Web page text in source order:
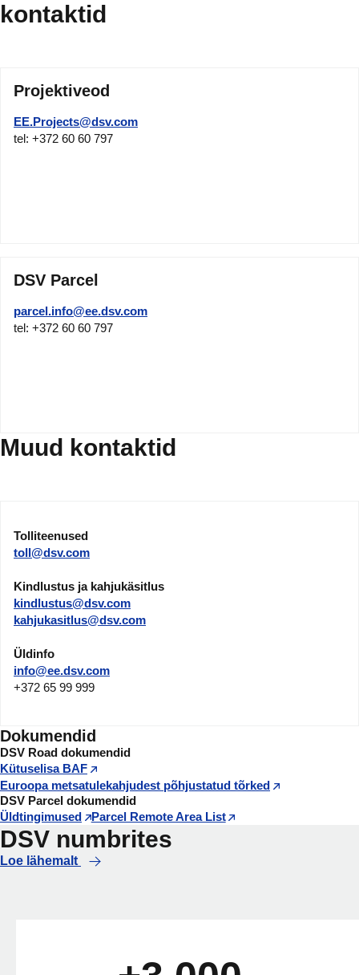
kontaktid
Projektiveod
EE.Projects@dsv.com
tel: +372 60 60 797
DSV Parcel
parcel.info@ee.dsv.com
tel: +372 60 60 797
Muud kontaktid
Tolliteenused
toll@dsv.com
Kindlustus ja kahjukäsitlus
kindlustus@dsv.com
kahjukasitlus@dsv.com
Üldinfo
info@ee.dsv.com
+372 65 99 999
Dokumendid
DSV Road dokumendid
Kütuselisa BAF
Euroopa metsatulekahjudest põhjustatud tõrked
DSV Parcel dokumendid
Üldtingimused
Parcel Remote Area List
DSV numbrites
Loe lähemalt